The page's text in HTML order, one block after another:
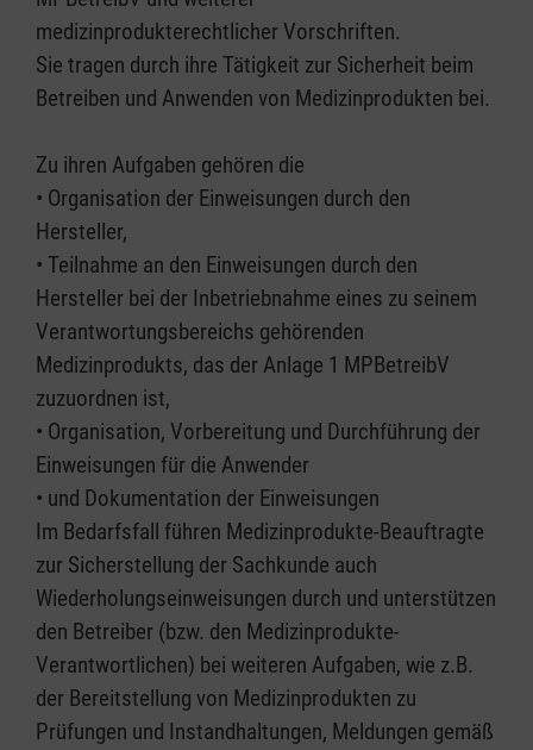
medizinprodukterechtlicher Vorschriften.
Sie tragen durch ihre Tätigkeit zur Sicherheit beim
Betreiben und Anwenden von Medizinprodukten bei.
Zu ihren Aufgaben gehören die
• Organisation der Einweisungen durch den
Hersteller,
• Teilnahme an den Einweisungen durch den
Hersteller bei der Inbetriebnahme eines zu seinem
Verantwortungsbereichs gehörenden
Medizinprodukts, das der Anlage 1 MPBetreibV
zuzuordnen ist,
• Organisation, Vorbereitung und Durchführung der
Einweisungen für die Anwender
• und Dokumentation der Einweisungen
Im Bedarfsfall führen Medizinprodukte-Beauftragte
zur Sicherstellung der Sachkunde auch
Wiederholungseinweisungen durch und unterstützen
den Betreiber (bzw. den Medizinprodukte-
Verantwortlichen) bei weiteren Aufgaben, wie z.B.
der Bereitstellung von Medizinprodukten zu
Prüfungen und Instandhaltungen, Meldungen gemäß